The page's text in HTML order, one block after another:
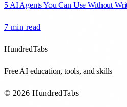
5 AI Agents You Can Use Without
7 min read
HundredTabs
Free AI education, tools, and skills
© 2026 HundredTabs